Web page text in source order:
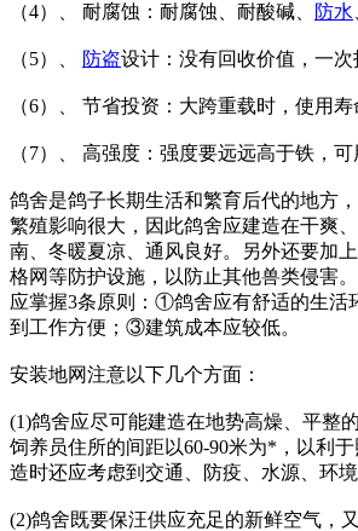
（4）、 耐腐蚀：耐腐蚀、耐酸碱、 防水
（5）、 防盗设计：没有回收价值，一次
（6）、 节省投资：大跨重载时，使用寿
（7）、 高强度：强度要远远高于铁，
鸽舍是鸽子长期生活和繁育后代的地方
繁殖影响很大，因此鸽舍应建造在干爽
南、冬暖夏凉、通风良好。另外还要加
格网等防护设施，以防止其他兽类侵害
应掌握3条原则：①鸽舍应有舒适的生
到工作方便；③建筑成本应较低。
安装地网注意以下几个方面：
(1)鸽舍应尽可能建造在地势高燥、平整的
饲养员住所的间距以60-90米为*，以利
造时还应考虑到交通、防疫、水源、环境
(2)鸽舍既要保汪供应充足的新鲜空气，